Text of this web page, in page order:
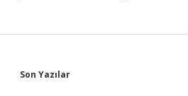
Sidebar
Son Yazılar